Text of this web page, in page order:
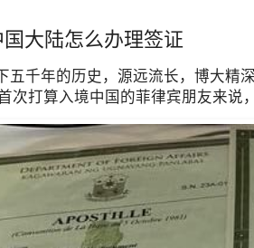
大陆怎么办理签证
五千年的历史，源远流长，博大精
次打算入境中国的菲律宾朋友来说